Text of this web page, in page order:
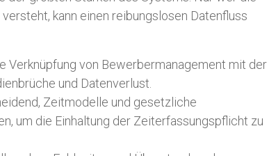
kann einen reibungslosen Datenfluss
Verknüpfung von Bewerbermanagement mit der
und Datenverlust.
Zeitmodelle und gesetzliche
um die Einhaltung der Zeiterfassungspflicht zu